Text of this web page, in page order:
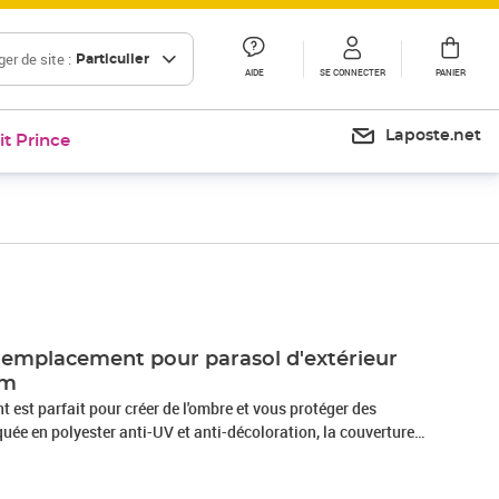
de site : Particulier
AIDE SE CONNECTER PANIER
Prince Laposte.net
pour parasol d'extérieur
est parfait pour créer de l'ombre et vous protéger des
en polyester anti-UV et anti-décoloration, la couverture
protection optimale contre le soleil et est facile à nettoyer.